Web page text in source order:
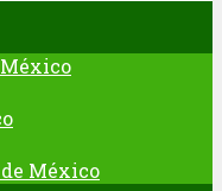
México